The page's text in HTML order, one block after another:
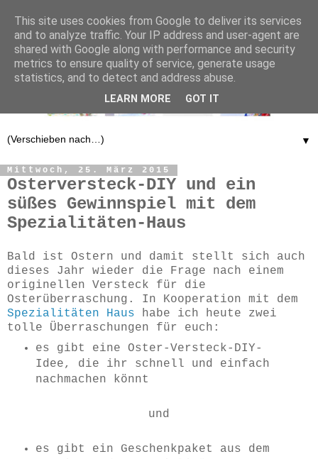
▼
Mittwoch, 25. März 2015
Osterversteck-DIY und ein
süßes Gewinnspiel mit dem
Spezialitäten-Haus
Bald ist Ostern und damit stellt sich auch
dieses Jahr wieder die Frage nach einem
originellen Versteck für die
Osterüberraschung. In Kooperation mit dem
Spezialitäten Haus habe ich heute zwei
tolle Überraschungen für euch:
es gibt eine Oster-Versteck-DIY-
Idee, die ihr schnell und einfach
nachmachen könnt
und
es gibt ein Geschenkpaket aus dem
This site uses cookies from Google to deliver its services
and to analyze traffic. Your IP address and user-agent are
shared with Google along with performance and security
metrics to ensure quality of service, generate usage
statistics, and to detect and address abuse.
LEARN MORE GOT IT